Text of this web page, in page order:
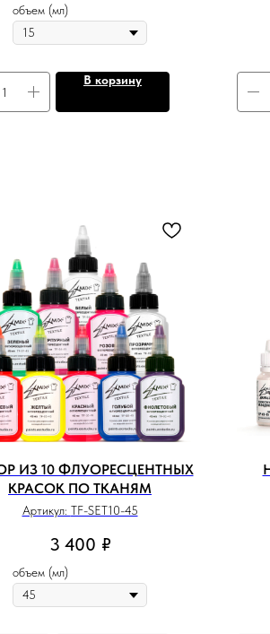
объем (мл)
В корзину
ИЗ 10 ФЛУОРЕСЦЕНТНЫХ
КРАСОК ПО ТКАНЯМ
Артикул: TF-SET10-45
3 400 ₽
объем (мл)